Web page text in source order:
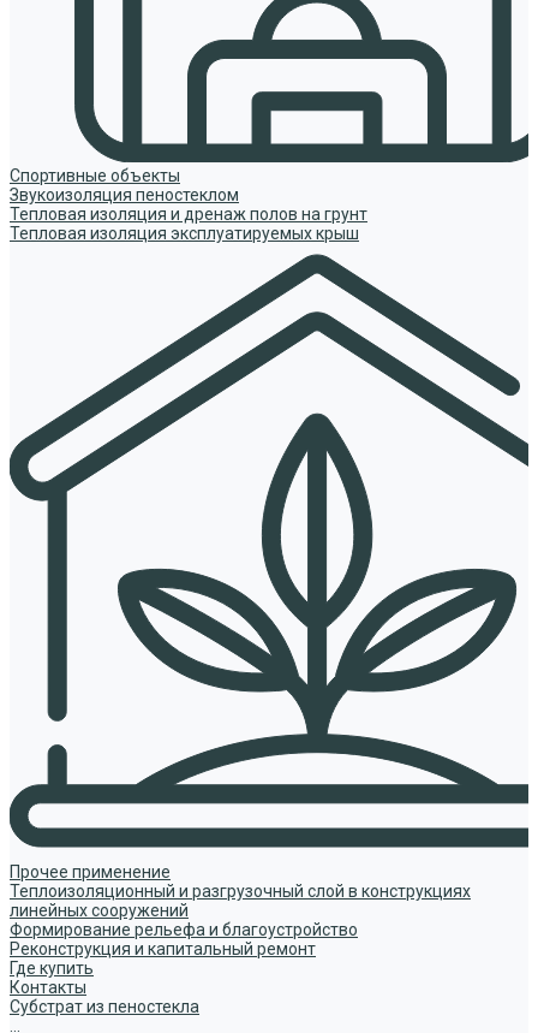
Спортивные объекты
Звукоизоляция пеностеклом
Тепловая изоляция и дренаж полов на грунт
Тепловая изоляция эксплуатируемых крыш
Прочее применение
Теплоизоляционный и разгрузочный слой в конструкциях
линейных сооружений
Формирование рельефа и благоустройство
Реконструкция и капитальный ремонт
Где купить
Контакты
Субстрат из пеностекла